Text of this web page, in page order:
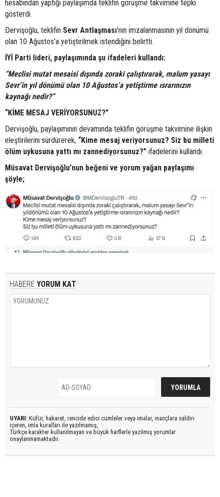
hesabından yaptığı paylaşımda teklifin görüşme takvimine tepki
gösterdi.
Dervişoğlu, teklifin Sevr Antlaşması'nın imzalanmasının yıl dönümü
olan 10 Ağustos'a yetiştirilmek istendiğini belirtti.
İYİ Parti lideri, paylaşımında şu ifadeleri kullandı:
“Meclisi mutat mesaisi dışında zoraki çalıştırarak, malum yasayı
Sevr’in yıl dönümü olan 10 Ağustos’a yetiştirme ısrarınızın
kaynağı nedir?”
“KİME MESAJ VERİYORSUNUZ?”
Dervişoğlu, paylaşımının devamında teklifin görüşme takvimine ilişkin
eleştirilerini sürdürerek, “Kime mesaj veriyorsunuz? Siz bu milleti
ölüm uykusuna yattı mı zannediyorsunuz?” ifadelerini kullandı.
Müsavat Dervişoğlu'nun beğeni ve yorum yağan paylaşımı
şöyle;
HABERE YORUM KAT
UYARI: Küfür, hakaret, rencide edici cümleler veya imalar, inançlara saldırı
içeren, imla kuralları ile yazılmamış,
Türkçe karakter kullanılmayan ve büyük harflerle yazılmış yorumlar
onaylanmamaktadır.